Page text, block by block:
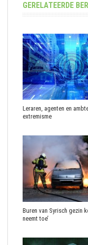
GERELATEERDE
Leraren, agenten en
extremisme
Buren van Syrisch gezin
neemt toe’